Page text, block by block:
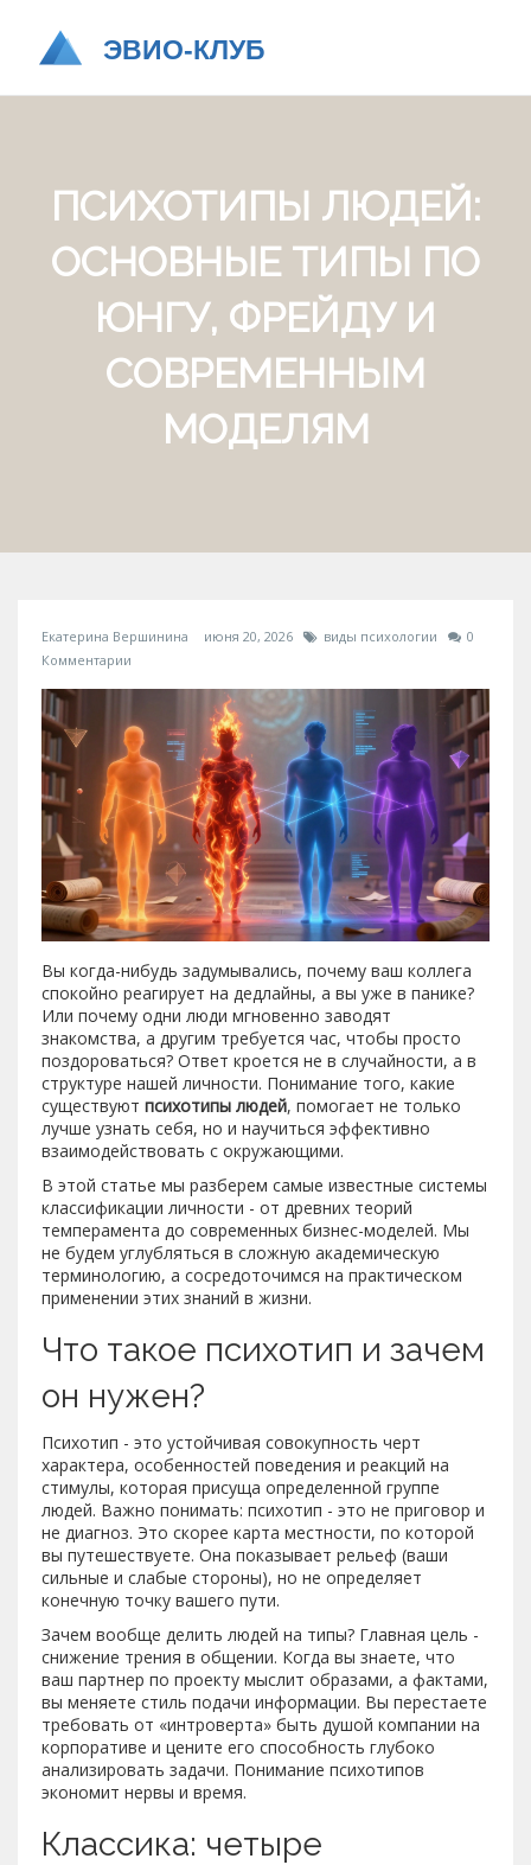
ПСИХОТИПЫ ЛЮДЕЙ:
ОСНОВНЫЕ ТИПЫ ПО
ЮНГУ, ФРЕЙДУ И
СОВРЕМЕННЫМ
МОДЕЛЯМ
Екатерина Вершинина июня 20, 2026 виды психологии
0
Комментарии
Вы когда-нибудь задумывались, почему ваш коллега
спокойно реагирует на дедлайны, а вы уже в панике?
Или почему одни люди мгновенно заводят
знакомства, а другим требуется час, чтобы просто
поздороваться? Ответ кроется не в случайности, а в
структуре нашей личности. Понимание того, какие
существуют психотипы людей, помогает не только
лучше узнать себя, но и научиться эффективно
взаимодействовать с окружающими.
В этой статье мы разберем самые известные системы
классификации личности - от древних теорий
темперамента до современных бизнес-моделей. Мы
не будем углубляться в сложную академическую
терминологию, а сосредоточимся на практическом
применении этих знаний в жизни.
Что такое психотип и зачем
он нужен?
Психотип - это устойчивая совокупность черт
характера, особенностей поведения и реакций на
стимулы, которая присуща определенной группе
людей. Важно понимать: психотип - это не приговор и
не диагноз. Это скорее карта местности, по которой
вы путешествуете. Она показывает рельеф (ваши
сильные и слабые стороны), но не определяет
конечную точку вашего пути.
Зачем вообще делить людей на типы? Главная цель -
снижение трения в общении. Когда вы знаете, что
ваш партнер по проекту мыслит образами, а фактами,
вы меняете стиль подачи информации. Вы перестаете
требовать от «интроверта» быть душой компании на
корпоративе и цените его способность глубоко
анализировать задачи. Понимание психотипов
экономит нервы и время.
Классика: четыре